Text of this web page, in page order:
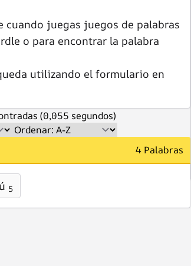
cuando juegas juegos de palabras
o para encontrar la palabra
utilizando el formulario en
(0,055 segundos)
4 Palabras
ú 5